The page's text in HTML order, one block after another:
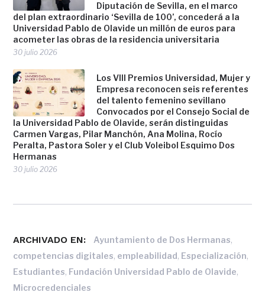
Diputación de Sevilla, en el marco
del plan extraordinario ‘Sevilla de 100’, concederá a la
Universidad Pablo de Olavide un millón de euros para
acometer las obras de la residencia universitaria
30 julio 2026
Los VIII Premios Universidad, Mujer y
Empresa reconocen seis referentes
del talento femenino sevillano
Convocados por el Consejo Social de
la Universidad Pablo de Olavide, serán distinguidas
Carmen Vargas, Pilar Manchón, Ana Molina, Rocío
Peralta, Pastora Soler y el Club Voleibol Esquimo Dos
Hermanas
30 julio 2026
ARCHIVADO EN: Ayuntamiento de Dos Hermanas,
competencias digitales, empleabilidad, Especialización,
Estudiantes, Fundación Universidad Pablo de Olavide,
Microcredenciales